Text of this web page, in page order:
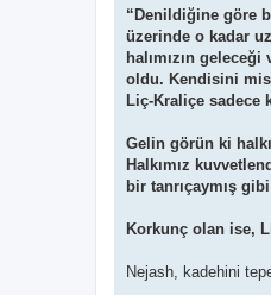
“Denildiğine göre
üzerinde o kadar
halımızın
oldu. Kendisini
Liç-Kraliçe sadece
Gelin görün ki
Halkımız
bir tanrıçaymış
Korkunç olan ise,
Nejash, kadehini